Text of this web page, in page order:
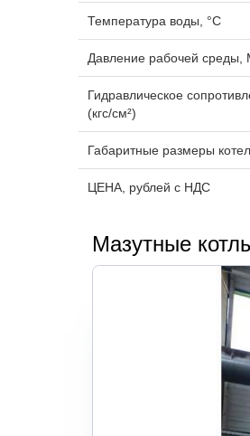
Температура воды, °C
Давление рабочей среды,
Гидравлическое
(кгс/cм²)
Габаритные размеры
ЦЕНА, рублей с НДС
Мазутные